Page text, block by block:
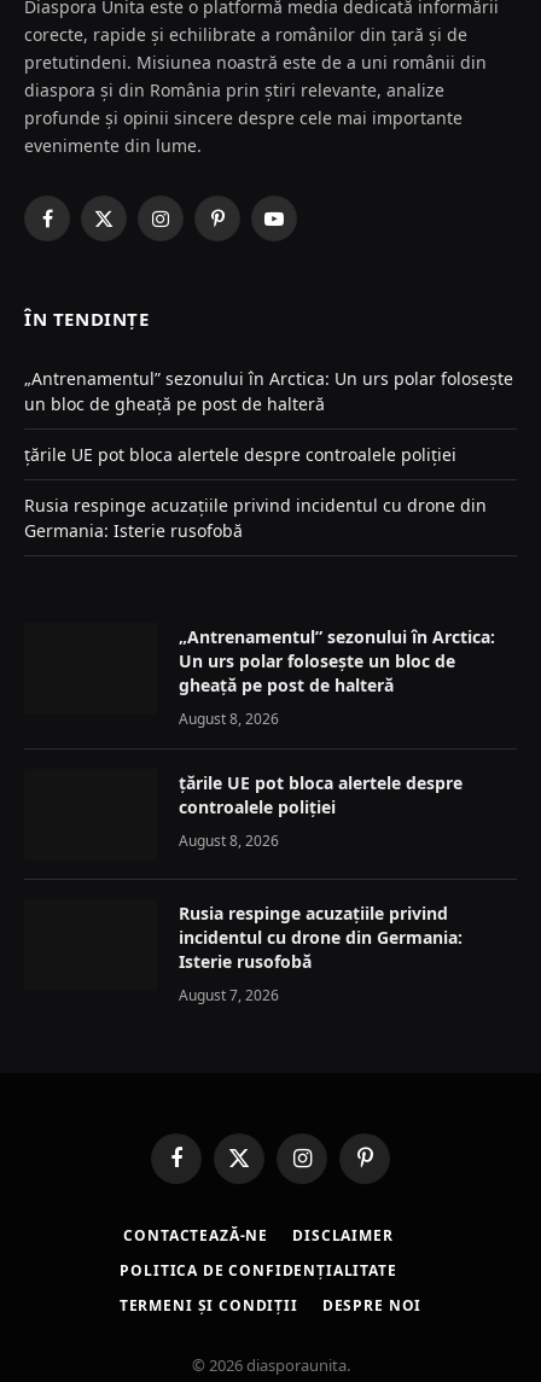
Diaspora Unita este o platformă media dedicată informării
corecte, rapide și echilibrate a românilor din țară și de
pretutindeni. Misiunea noastră este de a uni românii din
diaspora și din România prin știri relevante, analize
profunde și opinii sincere despre cele mai importante
evenimente din lume.
Facebook
X
InstagramPinterestYouTube
ÎN TENDINȚE
„Antrenamentul” sezonului în Arctica: Un urs polar folosește
un bloc de gheață pe post de halteră
țările UE pot bloca alertele despre controalele poliției
Rusia respinge acuzațiile privind incidentul cu drone din
Germania: Isterie rusofobă
„Antrenamentul” sezonului în Arctica:
Un urs polar folosește un bloc de
gheață pe post de halteră
August 8, 2026
țările UE pot bloca alertele despre
controalele poliției
August 8, 2026
Rusia respinge acuzațiile privind
incidentul cu drone din Germania:
Isterie rusofobă
August 7, 2026
FacebookX
(Twitter)
InstagramPinterest
CONTACTEAZĂ-NE
DISCLAIMER
POLITICA DE CONFIDENȚIALITATE
TERMENI ȘI CONDIȚII
DESPRE NOI
© 2026 diasporaunita.